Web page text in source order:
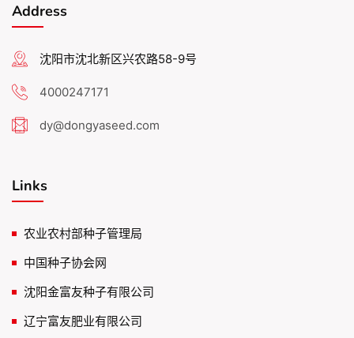
Address
沈阳市沈北新区兴农路58-9号
4000247171
dy@dongyaseed.com
Links
农业农村部种子管理局
中国种子协会网
沈阳金富友种子有限公司
辽宁富友肥业有限公司